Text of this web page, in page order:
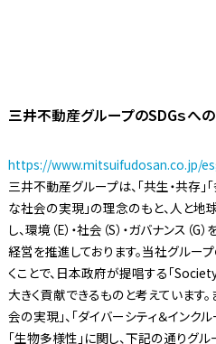
三井不動産グループのSDGｓへ
https://www.mitsuifudosan.co.jp/
三井不動産グループは、「共生・共存
な社会の実現」の理念のもと、人と
し、環境（E）・社会（S）・ガバナンス
経営を推進しております。当社グルー
くことで、日本政府が提唱する「
大きく貢献できるものと考えています
会の実現」、「ダイバーシティ＆インク
「生物多様性」に関し、下記の通りグ